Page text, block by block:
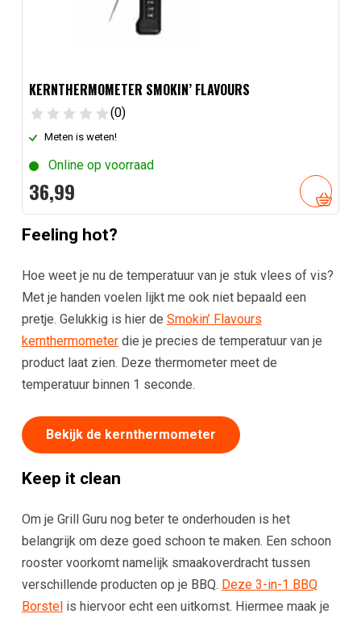
KERNTHERMOMETER SMOKIN’ FLAVOURS
(0)
Meten is weten!
Online op voorraad
36,99
Feeling hot?
Hoe weet je nu de temperatuur van je stuk vlees of vis?
Met je handen voelen lijkt me ook niet bepaald een
pretje. Gelukkig is hier de Smokin’ Flavours
kernthermometerdie je precies de temperatuur van je
product laat zien. Deze thermometer meet de
temperatuur binnen 1 seconde.
Bekijk de kernthermometer
Keep it clean
Om je Grill Guru nog beter te onderhouden is het
belangrijk om deze goed schoon te maken. Een schoon
rooster voorkomt namelijk smaakoverdracht tussen
verschillende producten op je BBQ. Deze 3-in-1 BBQ
Borstel is hiervoor echt een uitkomst. Hiermee maak je